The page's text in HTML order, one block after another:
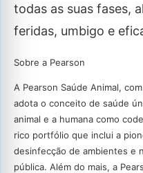
todas as suas fases,
feridas, umbigo e
Sobre a Pearson
A Pearson Saúde Animal,
adota o conceito de saúde
animal e a humana como
rico portfólio que inclui a
desinfecção de ambientes e
pública. Além do mais, a